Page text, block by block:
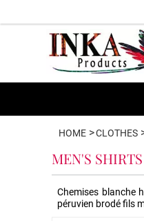
HOME >CLOTHES
MEN'S SHIRTS
Chemises blanche
péruvien brodé fils